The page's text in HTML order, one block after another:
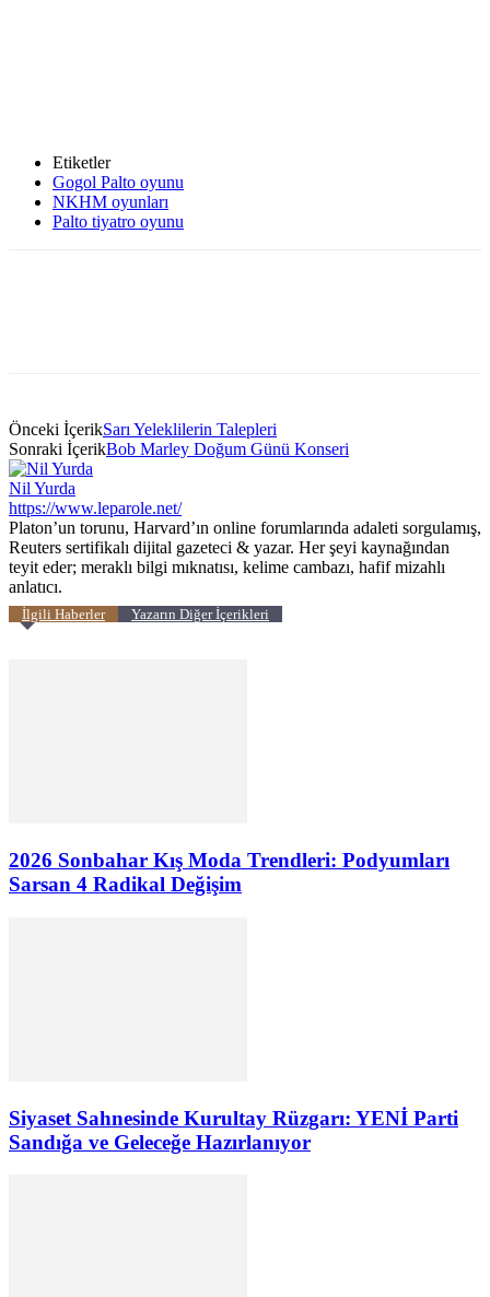
Etiketler
Gogol Palto oyunu
NKHM oyunları
Palto tiyatro oyunu
Önceki İçerikSarı Yeleklilerin Talepleri
Sonraki İçerikBob Marley Doğum Günü Konseri
Nil Yurda
https://www.leparole.net/
Platon’un torunu, Harvard’ın online forumlarında adaleti sorgulamış,
Reuters sertifikalı dijital gazeteci & yazar. Her şeyi kaynağından
teyit eder; meraklı bilgi mıknatısı, kelime cambazı, hafif mizahlı
anlatıcı.
İlgili Haberler Yazarın Diğer İçerikleri
2026 Sonbahar Kış Moda Trendleri: Podyumları
Sarsan 4 Radikal Değişim
Siyaset Sahnesinde Kurultay Rüzgarı: YENİ Parti
Sandığa ve Geleceğe Hazırlanıyor